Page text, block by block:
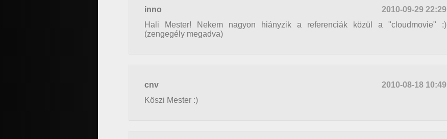
inno
2010-09-29 22:29
Hali Mester! Nekem nagyon hiányzik a referenciák közül a "cloudmovie" :)
(zengegély megadva)
cnv
2010-08-18 10:49
Köszi Mester :)